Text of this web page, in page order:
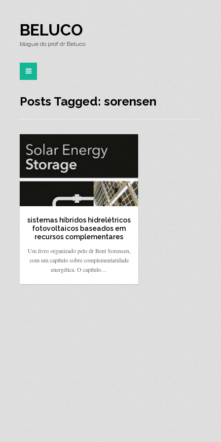
BELUCO
blogue do prof dr Beluco
Posts Tagged: sorensen
sistemas híbridos hidrelétricos
fotovoltaicos baseados em
recursos complementares
Um livro organizado pelo dr Bent Sorensen,
com um capítulo sobre complementaridade
energética. O capítulo…